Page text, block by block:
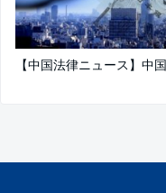
【中国法律ニュース】中